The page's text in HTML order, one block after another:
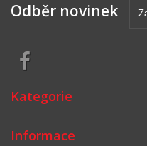
Odběr novinek
Kategorie
Informace